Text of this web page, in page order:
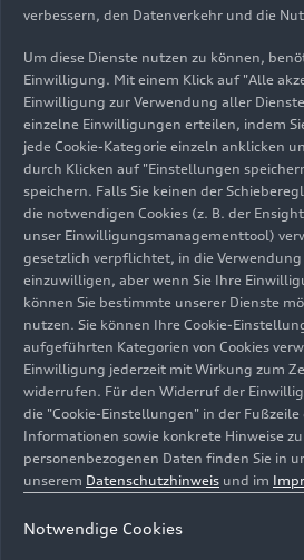
Standard für
selben Jahr wurde im Werk in
Bolognese das erste
seitdem sind zahlreiche
Die Umweltpolitik von
integraler Bestandteil des
unternehmerischen Handelns.
Vision folgt einem 360-Grad-
beispielsweise das Werk seit
zertifiziert. Im Jahr 2021
Sonderabfälle aus der
wiederverwertet. Anstatt sie
werden Reststoffe bei
Ressourcen und Produkte
Vom
Lederaccessoire
verbessern, den Datenverkehr und die
Um diese Dienste nutzen zu können,
Einwilligung. Mit einem Klick auf "Alle
Einwilligung zur Verwendung aller
einzelne Einwilligungen erteilen, indem
jede Cookie-Kategorie einzeln anklicken
durch Klicken auf "Einstellungen
speichern. Falls Sie keinen der
die notwendigen Cookies (z. B. der
unser Einwilligungsmanagementtool)
gesetzlich verpflichtet, in die Verwendung
einzuwilligen, aber wenn Sie Ihre
können Sie bestimmte unserer Dienste
nutzen. Sie können Ihre Cookie-
aufgeführten Kategorien von Cookies
Einwilligung jederzeit mit Wirkung zum
widerrufen. Für den Widerruf der
die "Cookie-Einstellungen" in der
Informationen sowie konkrete Hinweise
personenbezogenen Daten finden Sie in
unserem Datenschutzhinweis und im
Notwendige Cookies